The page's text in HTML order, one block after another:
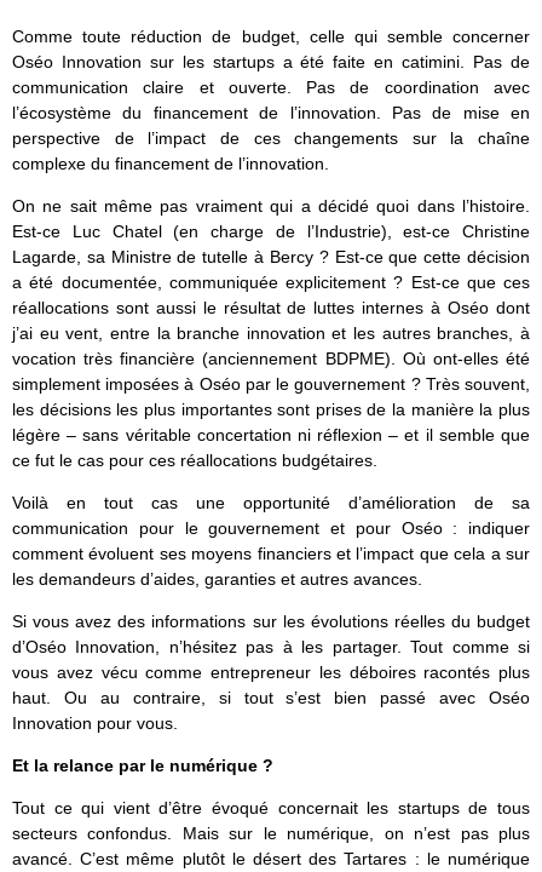
Comme toute réduction de budget, celle qui semble concerner
Oséo Innovation sur les startups a été faite en catimini. Pas de
communication claire et ouverte. Pas de coordination avec
l’écosystème du financement de l’innovation. Pas de mise en
perspective de l’impact de ces changements sur la chaîne
complexe du financement de l’innovation.
On ne sait même pas vraiment qui a décidé quoi dans l’histoire.
Est-ce Luc Chatel (en charge de l’Industrie), est-ce Christine
Lagarde, sa Ministre de tutelle à Bercy ? Est-ce que cette décision
a été documentée, communiquée explicitement ? Est-ce que ces
réallocations sont aussi le résultat de luttes internes à Oséo dont
j’ai eu vent, entre la branche innovation et les autres branches, à
vocation très financière (anciennement BDPME). Où ont-elles été
simplement imposées à Oséo par le gouvernement ? Très souvent,
les décisions les plus importantes sont prises de la manière la plus
légère – sans véritable concertation ni réflexion – et il semble que
ce fut le cas pour ces réallocations budgétaires.
Voilà en tout cas une opportunité d’amélioration de sa
communication pour le gouvernement et pour Oséo : indiquer
comment évoluent ses moyens financiers et l’impact que cela a sur
les demandeurs d’aides, garanties et autres avances.
Si vous avez des informations sur les évolutions réelles du budget
d’Oséo Innovation, n’hésitez pas à les partager. Tout comme si
vous avez vécu comme entrepreneur les déboires racontés plus
haut. Ou au contraire, si tout s’est bien passé avec Oséo
Innovation pour vous.
Et la relance par le numérique ?
Tout ce qui vient d’être évoqué concernait les startups de tous
secteurs confondus. Mais sur le numérique, on n’est pas plus
avancé. C’est même plutôt le désert des Tartares : le numérique